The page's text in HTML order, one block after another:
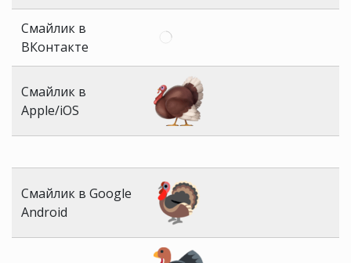
Смайлик в
ВКонтакте
Смайлик в
Apple/iOS
Смайлик в Google
Android